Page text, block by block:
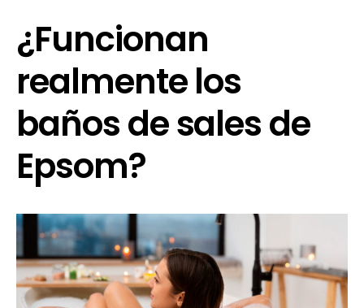
¿Funcionan
realmente los
baños de sales de
Epsom?